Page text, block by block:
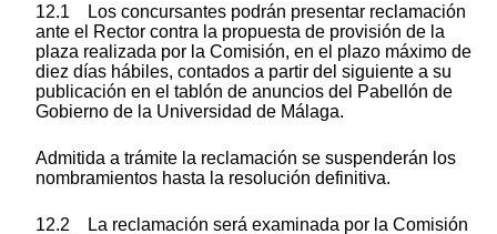
12.1 Los concursantes podrán presentar reclamación
ante el Rector contra la propuesta de provisión de la
plaza realizada por la Comisión, en el plazo máximo de
diez días hábiles, contados a partir del siguiente a su
publicación en el tablón de anuncios del Pabellón de
Gobierno de la Universidad de Málaga.
Admitida a trámite la reclamación se suspenderán los
nombramientos hasta la resolución definitiva.
12.2 La reclamación será examinada por la Comisión